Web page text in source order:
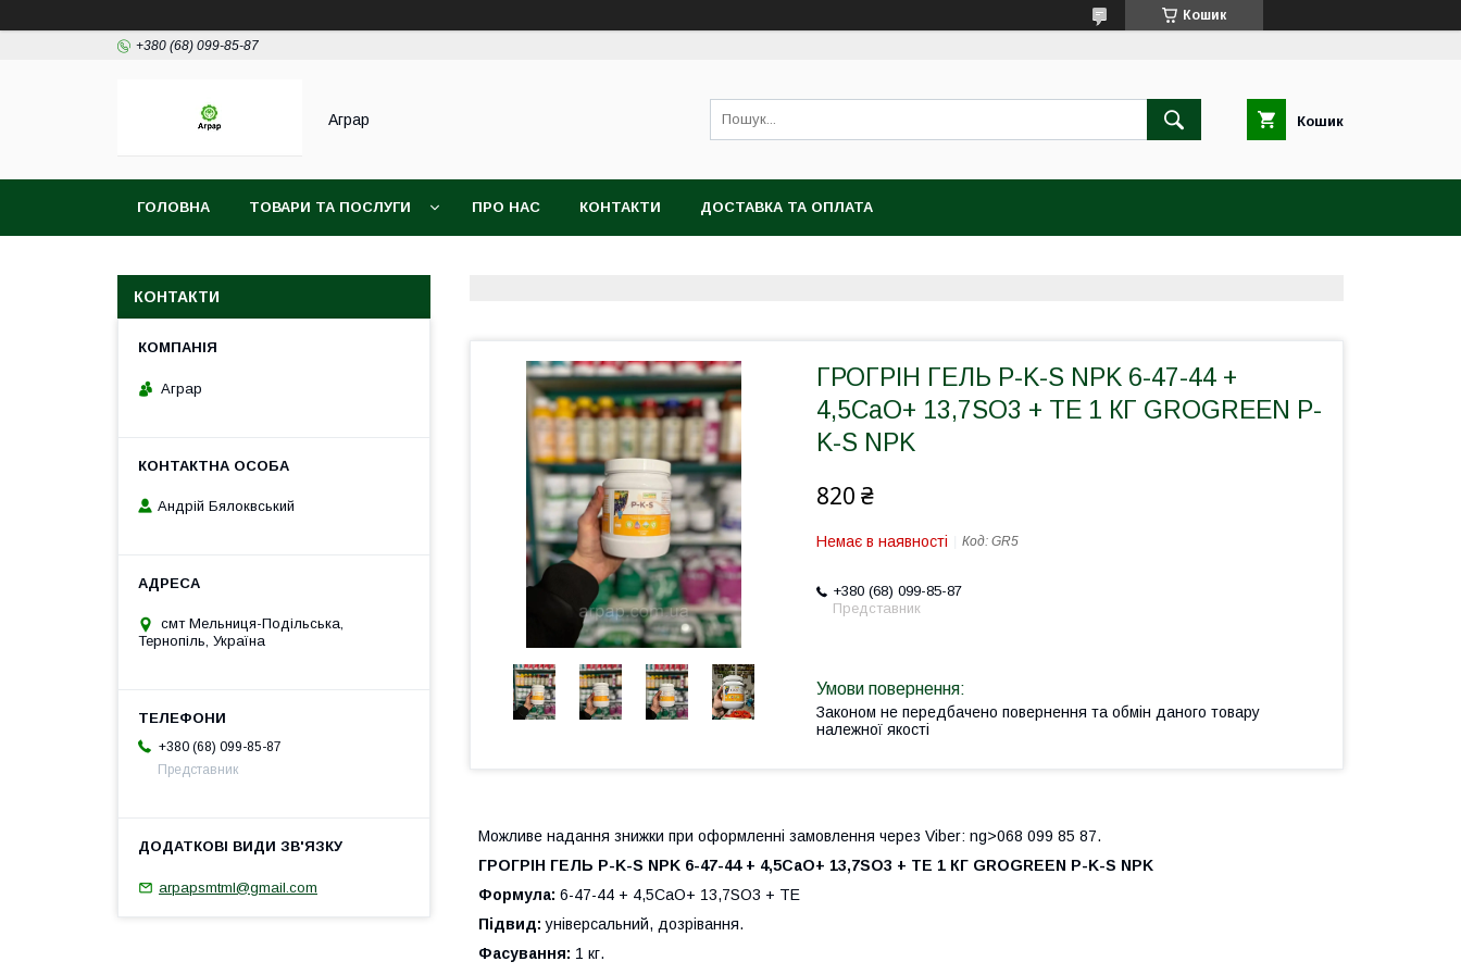
Кошик
+380 (68) 099-85-87
Аграр Кошик
ГОЛОВНА ТОВАРИ ТА ПОСЛУГИ ПРО НАС КОНТАКТИ ДОСТАВКА ТА ОПЛАТА
ГРОГРІН ГЕЛЬ P-K-S NPK 6-47-44 +
4,5CaO+ 13,7SO3 + TE 1 КГ GROGREEN P-
K-S NPK
820 ₴
Немає в наявності Код: GR5
+380 (68) 099-85-87
Представник
Законом не передбачено повернення та обмін даного товару
належної якості
Можливе надання знижки при оформленні замовлення через Viber: ng>068 099 85 87.
ГРОГРІН ГЕЛЬ P-K-S NPK 6-47-44 + 4,5CaO+ 13,7SO3 + TE 1 КГ GROGREEN P-K-S NPK
Формула: 6-47-44 + 4,5CaO+ 13,7SO3 + TE
Підвид: універсальний, дозрівання.
Фасування: 1 кг.
КОНТАКТИ
Аграр
Андрій Бялоквський
смт Мельниця-Подільська,
Тернопіль, Україна
+380 (68) 099-85-87
Представник
arpapsmtml@gmail.com